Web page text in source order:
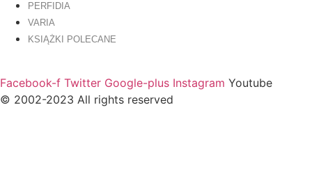
PERFIDIA
VARIA
KSIĄŻKI POLECANE
Facebook-f Twitter Google-plus Instagram Youtube
© 2002-2023 All rights reserved